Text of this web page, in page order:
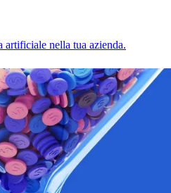
nella tua azienda.